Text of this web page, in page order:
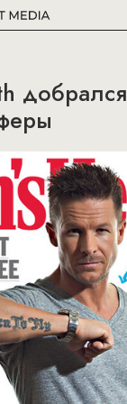
добрался